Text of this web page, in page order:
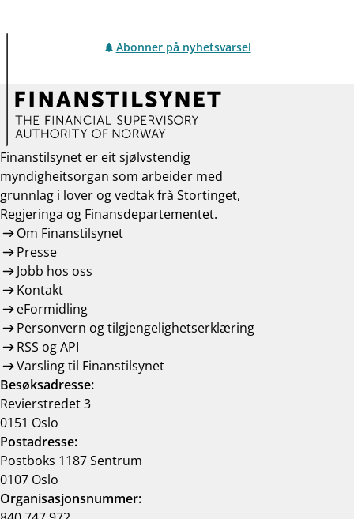
Abonner på nyhetsvarsel
Finanstilsynet er eit sjølvstendig
myndigheitsorgan som arbeider med
grunnlag i lover og vedtak frå Stortinget,
Regjeringa og Finansdepartementet.
Om Finanstilsynet
Presse
Jobb hos oss
Kontakt
eFormidling
Personvern og tilgjengelighetserklæring
RSS og API
Varsling til Finanstilsynet
Besøksadresse:
Revierstredet 3
0151 Oslo
Postadresse:
Postboks 1187 Sentrum
0107 Oslo
Organisasjonsnummer: